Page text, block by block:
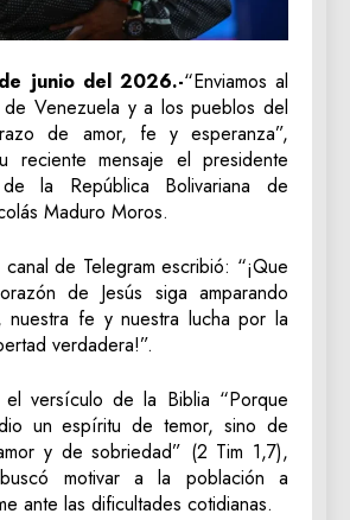
junio del 2026.-“Enviamos al
Venezuela y a los pueblos del
de amor, fe y esperanza”,
reciente mensaje el presidente
de la República Bolivariana de
Maduro Moros.
de Telegram escribió: “¡Que
de Jesús siga amparando
nuestra fe y nuestra lucha por la
verdadera!”.
el versículo de la Biblia “Porque
un espíritu de temor, sino de
y de sobriedad” (2 Tim 1,7),
motivar a la población a
ante las dificultades cotidianas.